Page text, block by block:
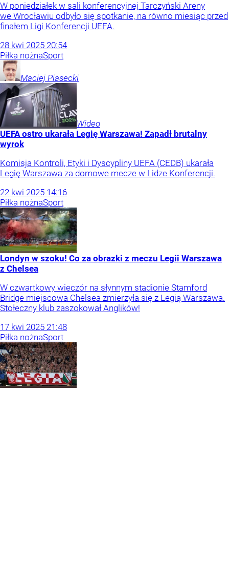
W poniedziałek w sali konferencyjnej Tarczyński Areny
we Wrocławiu odbyło się spotkanie, na równo miesiąc przed
finałem Ligi Konferencji UEFA.
28 kwi 2025 20:54
Piłka nożnaSport
Maciej Piasecki
Wideo
UEFA ostro ukarała Legię Warszawa! Zapadł brutalny
wyrok
Komisja Kontroli, Etyki i Dyscypliny UEFA (CEDB) ukarała
Legię Warszawa za domowe mecze w Lidze Konferencji.
22 kwi 2025 14:16
Piłka nożnaSport
Londyn w szoku! Co za obrazki z meczu Legii Warszawa
z Chelsea
W czwartkowy wieczór na słynnym stadionie Stamford
Bridge miejscowa Chelsea zmierzyła się z Legią Warszawa.
Stołeczny klub zaszokował Anglików!
17 kwi 2025 21:48
Piłka nożnaSport